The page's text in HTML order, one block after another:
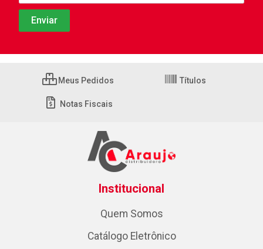
Meus Pedidos Títulos
Notas Fiscais
Institucional
Quem Somos
Catálogo Eletrônico